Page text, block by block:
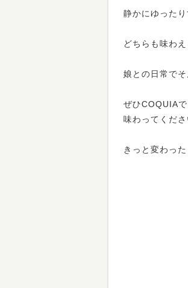
静かにゆった
どちらも味わ
娘との日常で
ぜひCOQUIA
味わってくだ
きっと変わっ